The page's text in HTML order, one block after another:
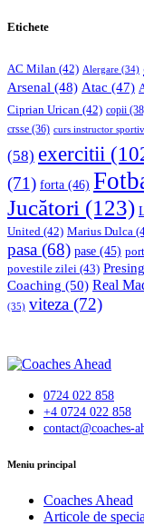
Etichete
AC Milan (42) Alergare (34)
Arsenal (48) Atac (47)
Ciprian Urican (42) copii
crsse (36) curs instructor
(58) exercitii
(71) forta (46)
Jucători (123)
United (42) Marius Dulca
pasa (68) pase (45)
povestile zilei (43) Presing
Coaching (50) Real
(35) viteza (72)
0724 022 858
+4 0724 022 858
contact@coaches-
facebook-
Meniu principal
Coaches Ahead
Articole de